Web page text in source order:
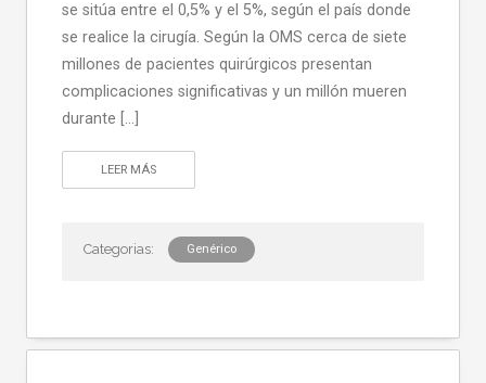
se sitúa entre el 0,5% y el 5%, según el país donde
se realice la cirugía. Según la OMS cerca de siete
millones de pacientes quirúrgicos presentan
complicaciones significativas y un millón mueren
durante […]
LEER MÁS
Genérico